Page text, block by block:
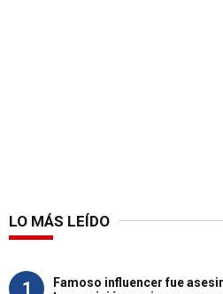
LO MÁS LEÍDO
1
Famoso influencer fue